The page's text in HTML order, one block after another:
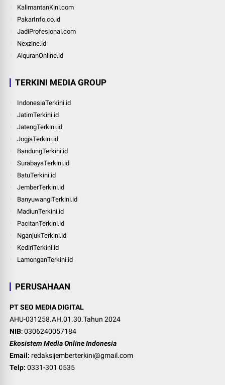
KalimantanKini.com
PakarInfo.co.id
JadiProfesional.com
Nexzine.id
AlquranOnline.id
TERKINI MEDIA GROUP
IndonesiaTerkini.id
JatimTerkini.id
JatengTerkini.id
JogjaTerkini.id
BandungTerkini.id
SurabayaTerkini.id
BatuTerkini.id
JemberTerkini.id
BanyuwangiTerkini.id
MadiunTerkini.id
PacitanTerkini.id
NganjukTerkini.id
KediriTerkini.id
LamonganTerkini.id
PERUSAHAAN
PT SEO MEDIA DIGITAL
AHU-031258.AH.01.30.Tahun 2024
NIB: 0306240057184
Ekosistem Media Online Indonesia
Email: redaksijemberterkini@gmail.com
Telp: 0331-301 0535